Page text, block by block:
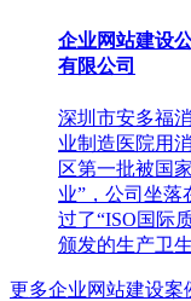
企业网站建设
有限公司
深圳市安多福
业制造医院用
区第一批被国
业”，公司坐落
过了“ISO国际
颁发的生产卫
更多企业网站建设案